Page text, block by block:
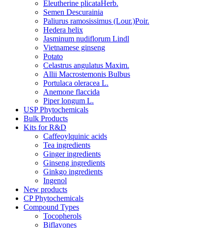
Eleutherine plicataHerb.
Semen Descurainia
Paliurus ramosissimus (Lour.)Poir.
Hedera helix
Jasminum nudiflorum Lindl
Vietnamese ginseng
Potato
Celastrus angulatus Maxim.
Allii Macrostemonis Bulbus
Portulaca oleracea L.
Anemone flaccida
Piper longum L.
USP Phytochemicals
Bulk Products
Kits for R&D
Caffeoylquinic acids
Tea ingredients
Ginger ingredients
Ginseng ingredients
Ginkgo ingredients
Ingenol
New products
CP Phytochemicals
Compound Types
Tocopherols
Biflavones